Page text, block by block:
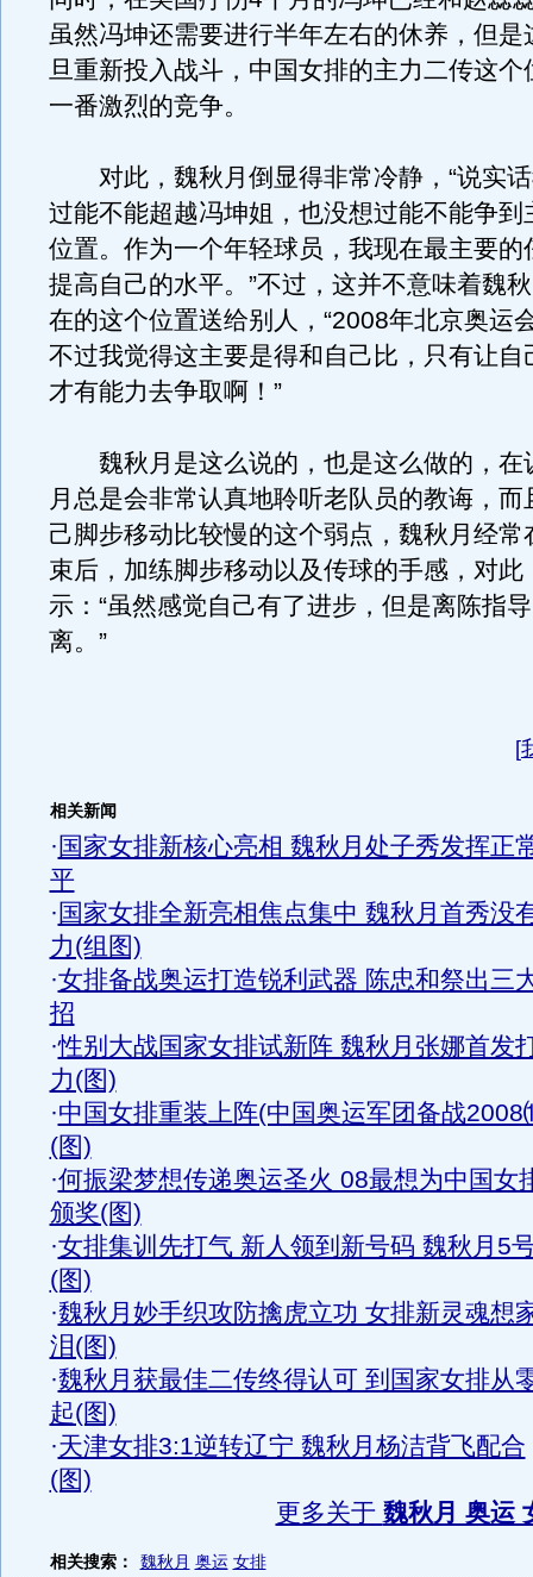
虽然冯坤还需要进行半年左右的休养，但是
旦重新投入战斗，中国女排的主力二传这个
一番激烈的竞争。
对此，魏秋月倒显得非常冷静，“说实话
过能不能超越冯坤姐，也没想过能不能争到
位置。作为一个年轻球员，我现在最主要的
提高自己的水平。”不过，这并不意味着魏
在的这个位置送给别人，“2008年北京奥运
不过我觉得这主要是得和自己比，只有让自
才有能力去争取啊！”
魏秋月是这么说的，也是这么做的，在
月总是会非常认真地聆听老队员的教诲，而
己脚步移动比较慢的这个弱点，魏秋月经常
束后，加练脚步移动以及传球的手感，对此
示：“虽然感觉自己有了进步，但是离陈指
离。”
[
相关新闻
· 国家女排新核心亮相 魏秋月处子秀发挥正
平
· 国家女排全新亮相焦点集中 魏秋月首秀没
力(组图)
·女排备战奥运打造锐利武器 陈忠和祭出三
招
·性别大战国家女排试新阵 魏秋月张娜首发
力(图)
·中国女排重装上阵(中国奥运军团备战
(图)
·何振梁梦想传递奥运圣火 08最想为中国女
颁奖(图)
·女排集训先打气 新人领到新号码 魏秋月5
(图)
·魏秋月妙手织攻防擒虎立功 女排新灵魂想
泪(图)
·魏秋月获最佳二传终得认可 到国家女排从
起(图)
·天津女排3:1逆转辽宁 魏秋月杨洁背飞配合
(图)
更多关于 魏秋月 奥运
相关搜索： 魏秋月 奥运 女排